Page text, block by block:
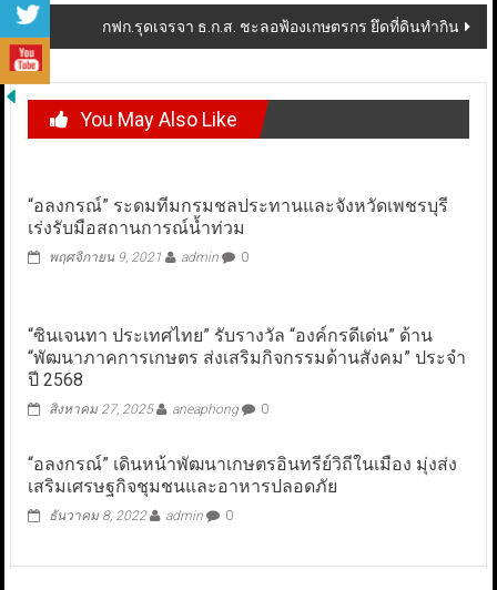
กฟก.รุดเจรจา ธ.ก.ส. ชะลอฟ้องเกษตรกร ยึดที่ดินทำกิน
You May Also Like
“อลงกรณ์” ระดมทีมกรมชลประทานและจังหวัดเพชรบุรี
เร่งรับมือสถานการณ์น้ำท่วม
พฤศจิกายน 9, 2021 admin 0
“ซินเจนทา ประเทศไทย” รับรางวัล “องค์กรดีเด่น” ด้าน
“พัฒนาภาคการเกษตร ส่งเสริมกิจกรรมด้านสังคม” ประจำ
ปี 2568
สิงหาคม 27, 2025 aneaphong 0
“อลงกรณ์” เดินหน้าพัฒนาเกษตรอินทรีย์วิถีในเมือง มุ่งส่ง
เสริมเศรษฐกิจชุมชนและอาหารปลอดภัย
ธันวาคม 8, 2022 admin 0